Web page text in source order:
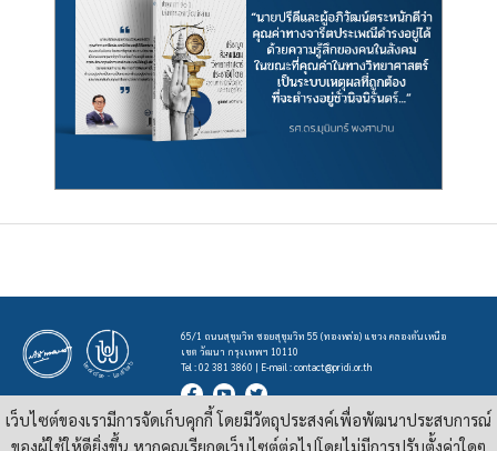
65/1 ถนนสุขุมวิท ซอยสุขุมวิท 55 (ทองหล่อ) แขวง คลองตันเหนือ
เขต วัฒนา กรุงเทพฯ 10110
Tel : 02 381 3860 | E-mail :contact@pridi.or.th
บทความ รูปภาพ และสื่ออื่นๆ ที่มีสัญลักษณ์ของสถาบันปรีดี พนมยงค์ ในเว็บไซต์https://pridi.or.th
เผยแพร่ภายใต้สัญญาอนุญาตครีเอทีฟคอมมอนส์แบบแสดงที่มา-ไม่ใช่เชิงพาณิชย์ 4.0 สากล
เว็บไซต์ของเรามีการจัดเก็บคุกกี้ โดยมีวัตถุประสงค์เพื่อพัฒนาประสบการณ์
ของผู้ใช้ให้ดียิ่งขึ้น หากคุณเรียกดูเว็บไซต์ต่อไปโดยไม่มีการปรับตั้งค่าใดๆ